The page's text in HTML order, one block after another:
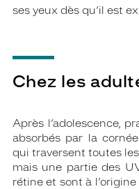
ses yeux dès qu’il est
Chez les
Après l’adolescence,
absorbés par la
qui traversent toutes
mais une partie des
rétine et sont à